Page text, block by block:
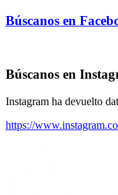
Búscanos en
Búscanos en
Instagram ha devuelto
https://